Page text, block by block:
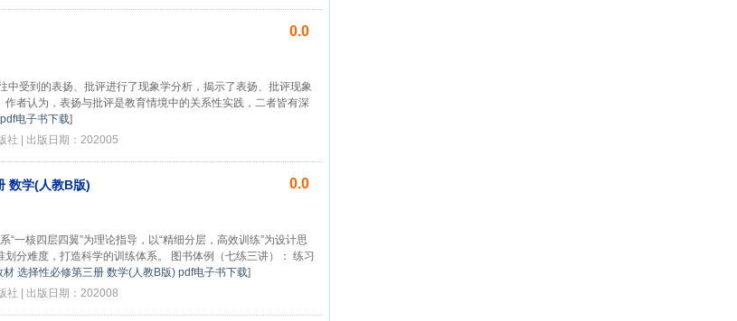
0.0
中受到的表扬、批评进行了现象学分析，揭示了表扬、批评现象
者认为，表扬与批评是教育情境中的关系性实践，二者皆有深
电子书下载]
社 | 出版日期：202005
数学(人教B版) 0.0
“一核四层四翼”为理论指导，以“精细分层，高效训练”为设计思
分难度，打造科学的训练体系。 图书体例（七练三讲）： 练习
选择性必修第三册 数学(人教B版) pdf电子书下载]
社 | 出版日期：202008